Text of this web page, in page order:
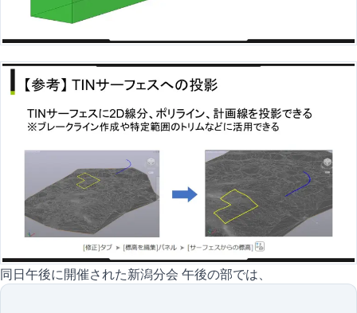
同日午後に開催された新潟分会 午後の部では、